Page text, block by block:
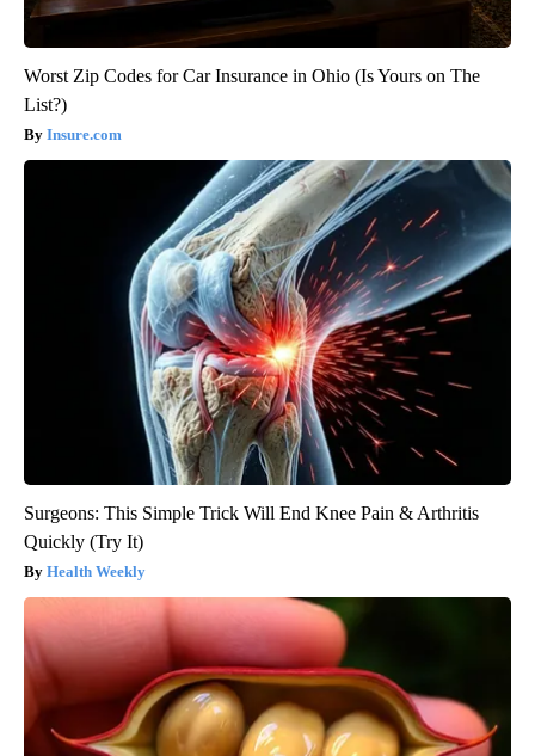
Worst Zip Codes for Car Insurance in Ohio (Is Yours on The
List?)
Insure.com
Surgeons: This Simple Trick Will End Knee Pain & Arthritis
Quickly (Try It)
Health Weekly